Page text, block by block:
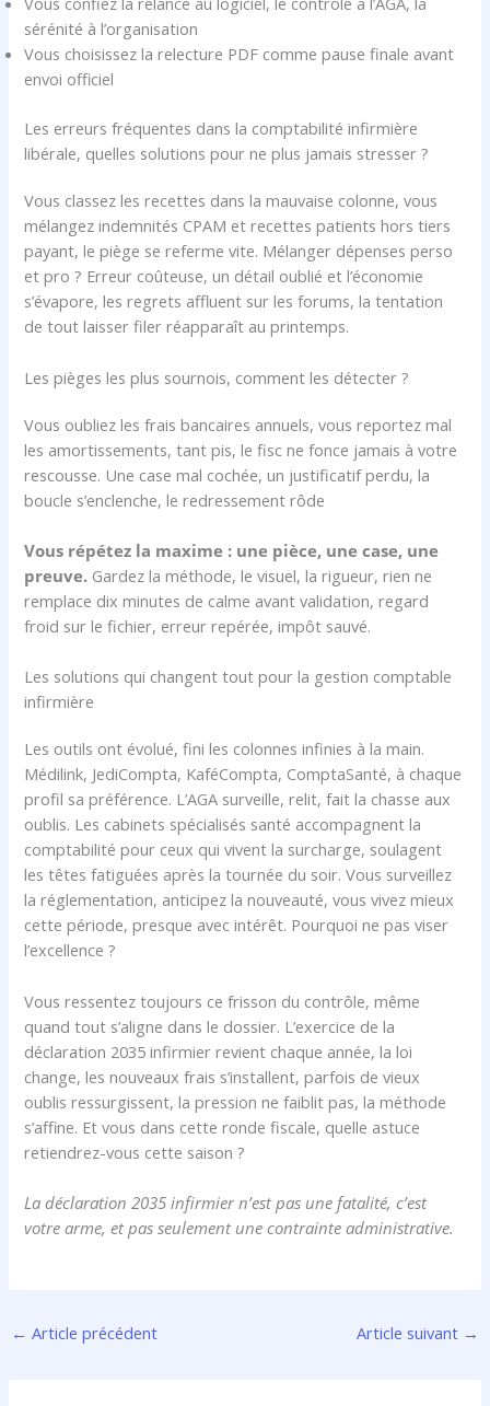
sérénité à l’organisation
Vous choisissez la relecture PDF comme pause finale avant
envoi officiel
Les erreurs fréquentes dans la comptabilité infirmière
libérale, quelles solutions pour ne plus jamais stresser ?
Vous classez les recettes dans la mauvaise colonne, vous
mélangez indemnités CPAM et recettes patients hors tiers
payant, le piège se referme vite. Mélanger dépenses perso
et pro ? Erreur coûteuse, un détail oublié et l’économie
s’évapore, les regrets affluent sur les forums, la tentation
de tout laisser filer réapparaît au printemps.
Les pièges les plus sournois, comment les détecter ?
Vous oubliez les frais bancaires annuels, vous reportez mal
les amortissements, tant pis, le fisc ne fonce jamais à votre
rescousse. Une case mal cochée, un justificatif perdu, la
boucle s’enclenche, le redressement rôde
Vous répétez la maxime : une pièce, une case, une
preuve. Gardez la méthode, le visuel, la rigueur, rien ne
remplace dix minutes de calme avant validation, regard
froid sur le fichier, erreur repérée, impôt sauvé.
Les solutions qui changent tout pour la gestion comptable
infirmière
Les outils ont évolué, fini les colonnes infinies à la main.
Médilink, JediCompta, KaféCompta, ComptaSanté, à chaque
profil sa préférence. L’AGA surveille, relit, fait la chasse aux
oublis. Les cabinets spécialisés santé accompagnent la
comptabilité pour ceux qui vivent la surcharge, soulagent
les têtes fatiguées après la tournée du soir. Vous surveillez
la réglementation, anticipez la nouveauté, vous vivez mieux
cette période, presque avec intérêt. Pourquoi ne pas viser
l’excellence ?
Vous ressentez toujours ce frisson du contrôle, même
quand tout s’aligne dans le dossier. L’exercice de la
déclaration 2035 infirmier revient chaque année, la loi
change, les nouveaux frais s’installent, parfois de vieux
oublis ressurgissent, la pression ne faiblit pas, la méthode
s’affine. Et vous dans cette ronde fiscale, quelle astuce
retiendrez-vous cette saison ?
La déclaration 2035 infirmier n’est pas une fatalité, c’est
votre arme, et pas seulement une contrainte administrative.
← Article précédent Article suivant →